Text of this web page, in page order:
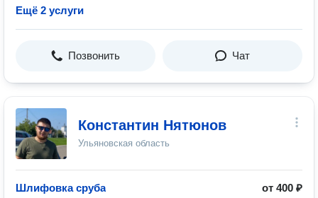
Ещё 2 услуги
Позвонить Чат
Константин Нятюнов
Ульяновская область
Шлифовка сруба от 400 ₽